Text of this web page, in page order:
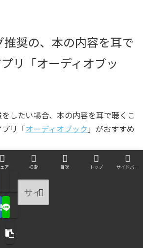
推奨の、本の内容を耳で
リ「オーディオブッ
したい場合、本の内容を耳で聴くこ
リ「オーディオブック 」がおすすめ
ア 検索 目次 トップ サイドバー